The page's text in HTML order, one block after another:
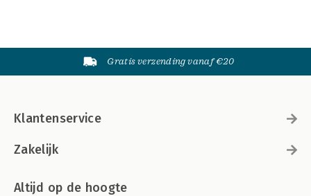
Gratis verzending vanaf €20
Klantenservice
Zakelijk
Altijd op de hoogte